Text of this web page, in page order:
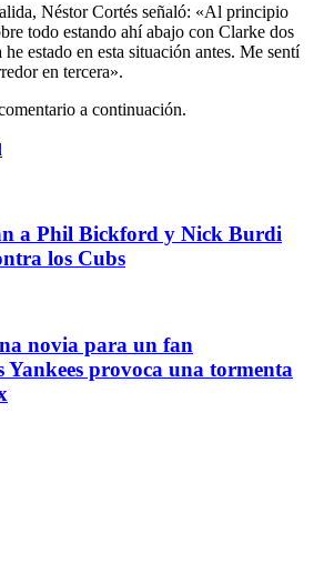
Néstor Cortés señaló: «Al principio
todo estando ahí abajo con Clarke dos
estado en esta situación antes. Me sentí
en tercera».
a continuación.
a Phil Bickford y Nick Burdi
los Cubs
novia para un fan
Yankees provoca una tormenta